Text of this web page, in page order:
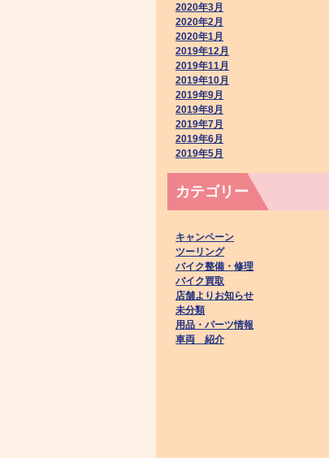
2020年3月
2020年2月
2020年1月
2019年12月
2019年11月
2019年10月
2019年9月
2019年8月
2019年7月
2019年6月
2019年5月
カテゴリー
キャンペーン
ツーリング
バイク整備・修理
バイク買取
店舗よりお知らせ
未分類
用品・パーツ情報
車両 紹介